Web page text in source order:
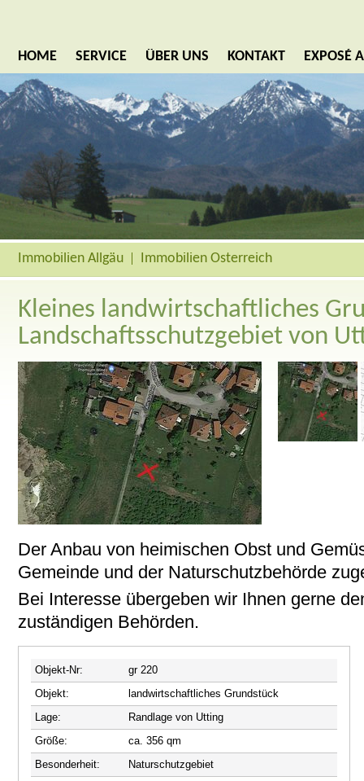
HOME SERVICE ÜBER UNS KONTAKT EXPOSÉ
Immobilien Allgäu Immobilien Österreich
Kleines landwirtschaftliches
Landschaftsschutzgebiet von
Der Anbau von heimischen Obst und
Gemeinde und der Naturschutzbehörde
Bei Interesse übergeben wir Ihnen gerne
zuständigen Behörden.
Objekt-Nr:
gr 220
Objekt:
landwirtschaftliches Grundstück
Lage:
Randlage von Utting
Größe:
ca. 356 qm
Besonderheit:
Naturschutzgebiet